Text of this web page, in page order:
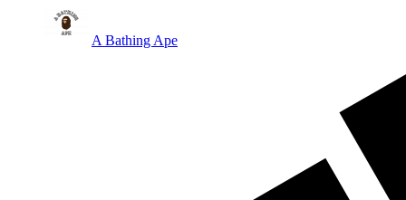
A Bathing Ape